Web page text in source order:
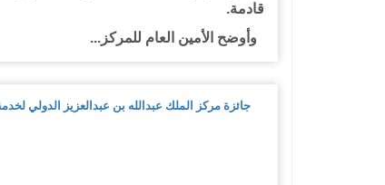
قادمة.
وأوضح الأمين العام للمركز...
جائزة مركز الملك عبدالله بن عبدالعزيز الدولي لخدمة